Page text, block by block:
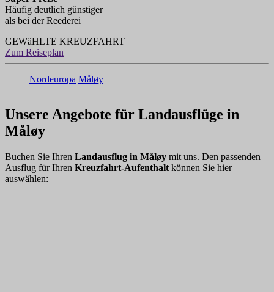
Häufig deutlich günstiger
als bei der Reederei
GEWäHLTE KREUZFAHRT
Zum Reiseplan
Nordeuropa Måløy
Unsere Angebote für Landausflüge in
Måløy
Buchen Sie Ihren Landausflug in Måløy mit uns. Den passenden
Ausflug für Ihren Kreuzfahrt-Aufenthalt können Sie hier
auswählen: